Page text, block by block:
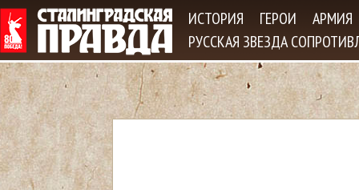
ИСТОРИЯ ГЕРОИ
АРМИЯ
РУССКАЯ ЗВЕЗДА